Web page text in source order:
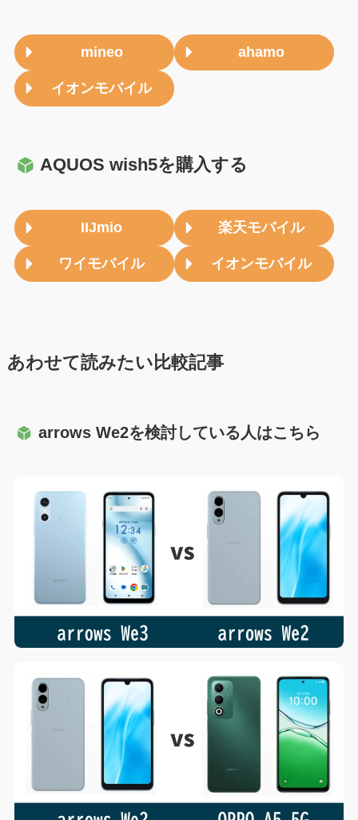
mineo ahamo
イオンモバイル
AQUOS wish5を購入する
IIJmio 楽天モバイル
ワイモバイル イオンモバイル
あわせて読みたい比較記事
arrows We2を検討している人はこちら